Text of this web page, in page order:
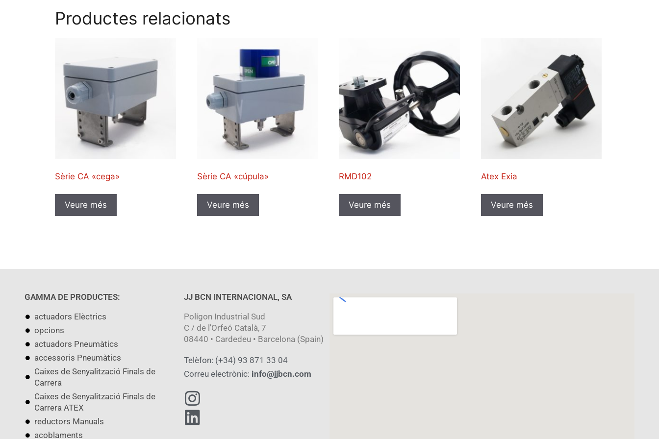
Productes relacionats
Sèrie CA «cega»
Veure més
Sèrie CA «cúpula»
Veure més
RMD102
Veure més
Atex Exia
Veure més
GAMMA DE PRODUCTES:
actuadors Elèctrics
opcions
actuadors Pneumàtics
accessoris Pneumàtics
Caixes de Senyalització Finals de
Carrera
Caixes de Senyalització Finals de
Carrera ATEX
reductors Manuals
acoblaments
JJ BCN INTERNACIONAL, SA
Polígon Industrial Sud
C / de l'Orfeó Català, 7
08440 • Cardedeu • Barcelona (Spain)
Telèfon: (+34) 93 871 33 04
Correu electrònic: info@jjbcn.com